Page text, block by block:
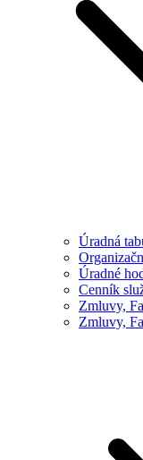
Úradná
Úradné
Cenník
Zmluvy,
Zmluvy,